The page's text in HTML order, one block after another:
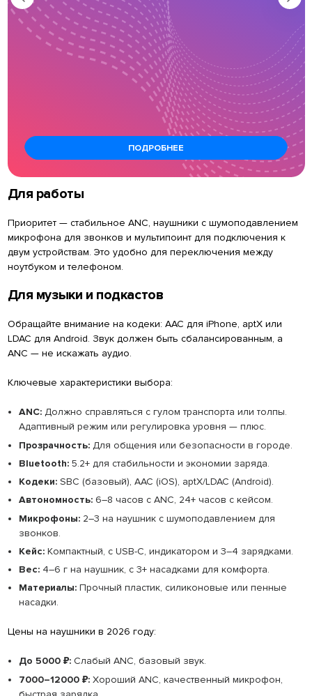
ПОДРОБНЕЕ
Для работы
Приоритет — стабильное ANC, наушники с шумоподавлением
микрофона для звонков и мультипоинт для подключения к
двум устройствам. Это удобно для переключения между
ноутбуком и телефоном.
Для музыки и подкастов
Обращайте внимание на кодеки: AAC для iPhone, aptX или
LDAC для Android. Звук должен быть сбалансированным, а
ANC — не искажать аудио.
Ключевые характеристики выбора:
ANC: Должно справляться с гулом транспорта или толпы.
Адаптивный режим или регулировка уровня — плюс.
Прозрачность: Для общения или безопасности в городе.
Bluetooth: 5.2+ для стабильности и экономии заряда.
Кодеки: SBC (базовый), AAC (iOS), aptX/LDAC (Android).
Автономность: 6–8 часов с ANC, 24+ часов с кейсом.
Микрофоны: 2–3 на наушник с шумоподавлением для
звонков.
Кейс: Компактный, с USB-C, индикатором и 3–4 зарядками.
Вес: 4–6 г на наушник, с 3+ насадками для комфорта.
Материалы: Прочный пластик, силиконовые или пенные
насадки.
Цены на наушники в 2026 году:
До 5000 ₽: Слабый ANC, базовый звук.
7000–12000 ₽: Хороший ANC, качественный микрофон,